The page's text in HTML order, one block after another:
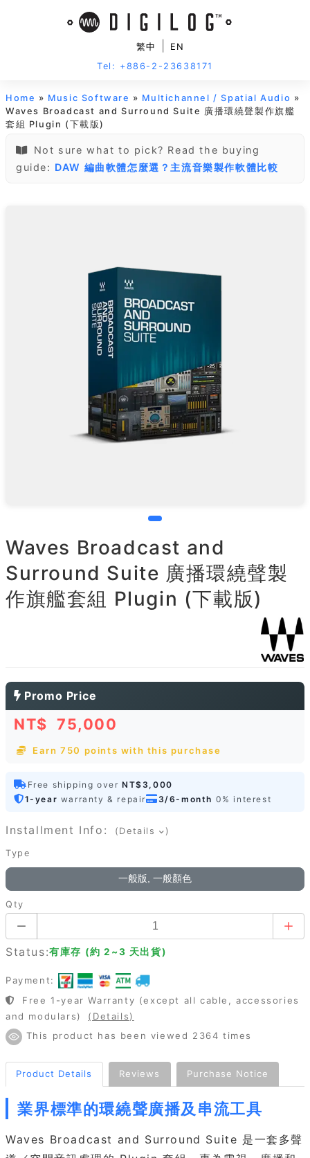
繁中
EN
Tel: +886-2-23638171
Home » Music Software » Multichannel / Spatial Audio »
Waves Broadcast and Surround Suite 廣播環繞聲製作旗艦
套組 Plugin (下載版)
Not sure what to pick? Read the buying
guide: DAW 編曲軟體怎麼選？主流音樂製作軟體比較
Waves Broadcast and
Surround Suite 廣播環繞聲製
作旗艦套組 Plugin (下載版)
Promo Price
NT$ 75,000
Earn 750 points with this purchase
Free shipping overNT$3,000
1-year warranty & repair 3/6-month 0% interest
Installment Info: (Details )
Type
一般版, 一般顏色
Qty
Status:有庫存 (約 2~3 天出貨)
Payment:
Free 1-year Warranty (except all cable, accessories
and modulars)
(Details)
This product has been viewed 2364 times
Product Details Reviews Purchase Notice
業界標準的環繞聲廣播及串流工具
Waves Broadcast and Surround Suite 是一套多聲